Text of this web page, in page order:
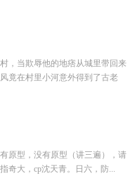
，当欺辱他的地痞从城里带回来
竟在村里小河意外得到了古老
原型，没有原型（讲三遍），请
奇大，cp沈天青。日六，防...